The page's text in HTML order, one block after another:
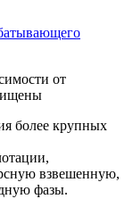
от
более крупных
взвешенную,
фазы.